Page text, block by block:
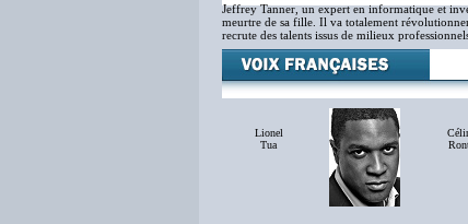
Jeffrey Tanner, un expert en informatique et
meurtre de sa fille. Il va totalement
recrute des talents issus de milieux
Lionel
Tua